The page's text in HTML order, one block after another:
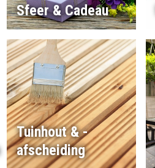
Sfeer & Cadeau
Tuinhout & -
afscheiding